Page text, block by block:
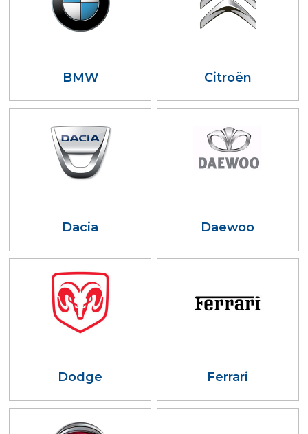
BMW Citroën
Dacia Daewoo
Dodge Ferrari